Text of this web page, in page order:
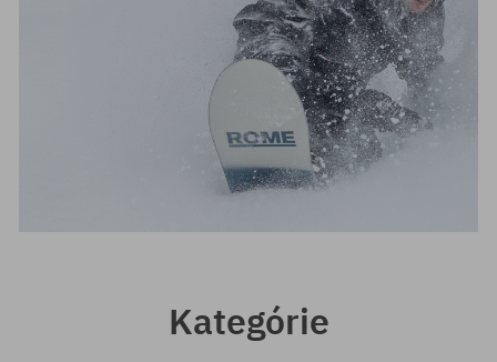
Kategórie